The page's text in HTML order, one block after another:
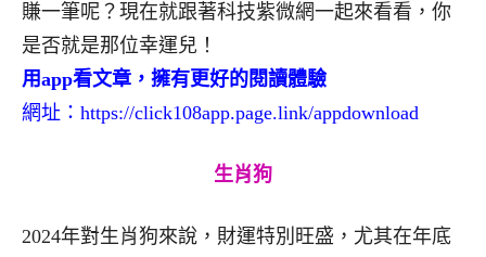
賺一筆呢？現在就跟著科技紫微網一起來看看，你
是否就是那位幸運兒！
用app看文章，擁有更好的閱讀體驗
網址： https://click108app.page.link/appdownload
生肖狗
2024年對生肖狗來說，財運特別旺盛，尤其在年底